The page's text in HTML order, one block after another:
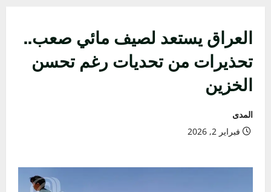
العراق يستعد لصيف مائي صعب..
تحذيرات من تحديات رغم تحسن
الخزين
المدى
فبراير 2, 2026